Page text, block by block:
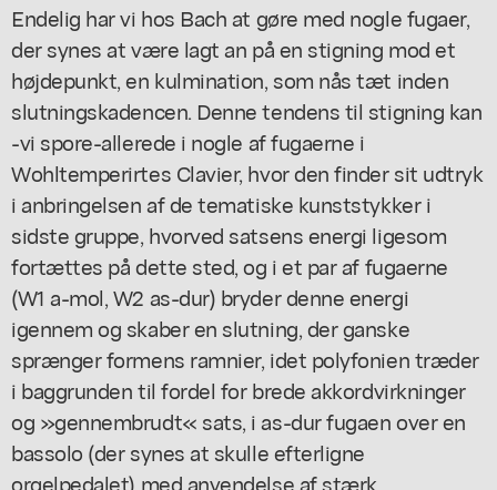
Endelig har vi hos Bach at gøre med nogle fugaer,
der synes at være lagt an på en stigning mod et
højdepunkt, en kulmination, som nås tæt inden
slutningskadencen. Denne tendens til stigning kan
-vi spore-allerede i nogle af fugaerne i
Wohltemperirtes Clavier, hvor den finder sit udtryk
i anbringelsen af de tematiske kunststykker i
sidste gruppe, hvorved satsens energi ligesom
fortættes på dette sted, og i et par af fugaerne
(W1 a-mol, W2 as-dur) bryder denne energi
igennem og skaber en slutning, der ganske
sprænger formens ramnier, idet polyfonien træder
i baggrunden til fordel for brede akkordvirkninger
og »gennembrudt« sats, i as-dur fugaen over en
bassolo (der synes at skulle efterligne
orgelpedalet) med anvendelse af stærk